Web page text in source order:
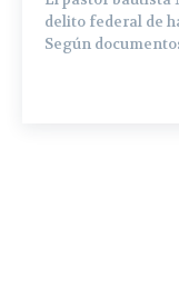
delito federal de
Según